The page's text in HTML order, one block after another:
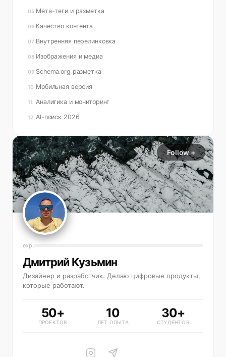
05 Мета-теги и разметка
06 Качество контента
07 Внутренняя перелинковка
08 Изображения и медиа
09 Schema.org разметка
10 Мобильная версия
11 Аналитика и мониторинг
12 AI-поиск 2026
Follow +
exp.
Дмитрий Кузьмин
Дизайнер и разработчик. Делаю цифровые продукты,
которые работают.
50+
ПРОЕКТОВ
10
ЛЕТ ОПЫТА
30+
СТУДЕНТОВ